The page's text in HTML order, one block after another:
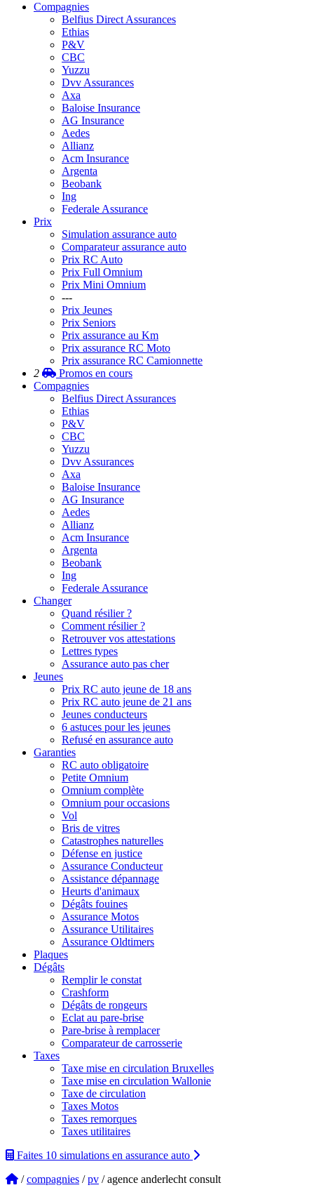
Compagnies
Belfius Direct Assurances
Ethias
P&V
CBC
Yuzzu
Dvv Assurances
Axa
Baloise Insurance
AG Insurance
Aedes
Allianz
Acm Insurance
Argenta
Beobank
Ing
Federale Assurance
Prix
Simulation assurance auto
Comparateur assurance auto
Prix RC Auto
Prix Full Omnium
Prix Mini Omnium
---
Prix Jeunes
Prix Seniors
Prix assurance au Km
Prix assurance RC Moto
Prix assurance RC Camionnette
2
Promos en cours
Compagnies
Belfius Direct Assurances
Ethias
P&V
CBC
Yuzzu
Dvv Assurances
Axa
Baloise Insurance
AG Insurance
Aedes
Allianz
Acm Insurance
Argenta
Beobank
Ing
Federale Assurance
Changer
Quand résilier ?
Comment résilier ?
Retrouver vos attestations
Lettres types
Assurance auto pas cher
Jeunes
Prix RC auto jeune de 18 ans
Prix RC auto jeune de 21 ans
Jeunes conducteurs
6 astuces pour les jeunes
Refusé en assurance auto
Garanties
RC auto obligatoire
Petite Omnium
Omnium complète
Omnium pour occasions
Vol
Bris de vitres
Catastrophes naturelles
Défense en justice
Assurance Conducteur
Assistance dépannage
Heurts d'animaux
Dégâts fouines
Assurance Motos
Assurance Utilitaires
Assurance Oldtimers
Plaques
Dégâts
Remplir le constat
Crashform
Dégâts de rongeurs
Eclat au pare-brise
Pare-brise à remplacer
Comparateur de carrosserie
Taxes
Taxe mise en circulation Bruxelles
Taxe mise en circulation Wallonie
Taxe de circulation
Taxes Motos
Taxes remorques
Taxes utilitaires
Faites 10 simulations en assurance auto
/compagnies /pv / agence anderlecht consult